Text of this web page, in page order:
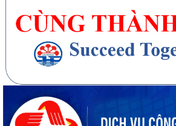
Nguyên đủ điều kiện đưa vào kinh doanh...
Công bố danh mục thủ tục hành chính được
bị bãi bỏ thuộc phạm vi chức...
Kê khai giá hàng hóa, dịch vụ bán trong
Công ty TNHH ống thép 190 - Văn bản...
Tạm thời chưa trả kết quả cấp chứng chỉ